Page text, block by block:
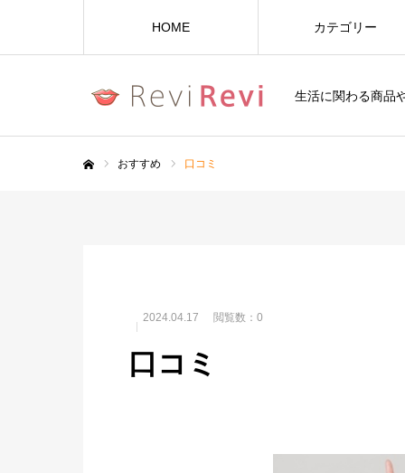
生活に関わる商品
HOME カテゴリー
おすすめ 口コミ
2024.04.17 閲覧数：0
口コミ